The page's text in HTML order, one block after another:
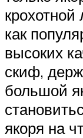
крохотной
как
высоких
скиф,
большой
якоря на